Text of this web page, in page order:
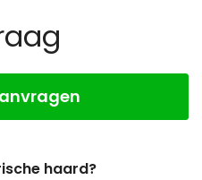
haard?